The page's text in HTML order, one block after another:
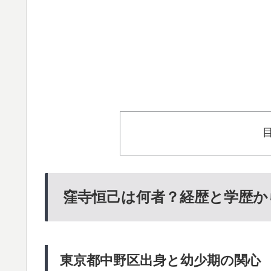
窪寺恒己は何者？経歴と学歴
東京都中野区出身と幼少期の関心